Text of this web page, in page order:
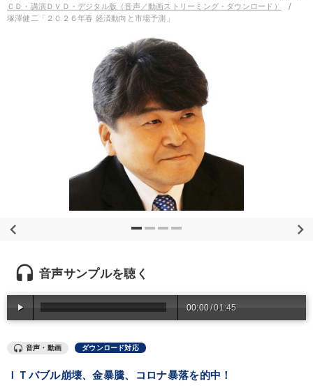
全国経営者セミナー講演収録物（全1315タイトル）からお探しいただけ
優秀各社の智恵と戦略 事業家のロマンと経営
若手異才経営者の発想 専門家のアドバイス
歴史・古典に学ぶ実務講話
【2026年7月】音声・映像ご案内商品
組織と人を動かすマネジメント力を磨く
売上直結の営業力や販売力を獲得する
ＣＤ・講演ＤＶＤ・デジタル版（音声／動画ストリーミング・ダウンロード）
塚澤健二「２０２６年春 経済動向と市場予測」
headset 音声サンプルを聴く
00:00/01:45
音声・動画 ダウンロード対応
ＩＴバブル崩壊、金暴騰、コロナ暴落を的中！